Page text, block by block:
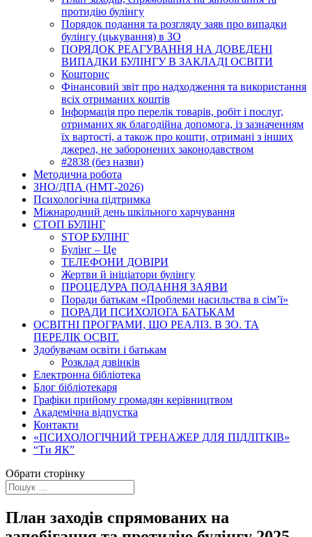
протидію булінгу
Порядок подання та розгляду заяв про випадки
булінгу (цькування) в ЗО
ПОРЯДОК РЕАГУВАННЯ НА ДОВЕДЕНІ
ВИПАДКИ БУЛІНГУ В ЗАКЛАДІ ОСВІТИ
Кошторис
Фінансовий звіт про надходження та використання
всіх отриманих коштів
Інформація про перелік товарів, робіт і послуг,
отриманих як благодійна допомога, із зазначенням
їх вартості, а також про кошти, отримані з інших
джерел, не заборонених законодавством
#2838 (без назви)
Методична робота
ЗНО/ДПА (НМТ-2026)
Психологічна підтримка
Міжнародний день шкільного харчування
СТОП БУЛІНГ
STOP БУЛІНГ
Булінг – Це
ТЕЛЕФОНИ ДОВІРИ
Жертви й ініціатори булінгу
ПРОЦЕДУРА ПОДАННЯ ЗАЯВИ
Поради батькам «Проблеми насильства в сім’ї»
ПОРАДИ ПСИХОЛОГА БАТЬКАМ
ОСВІТНІ ПРОГРАМИ, ЩО РЕАЛІЗ. В ЗО. ТА
ПЕРЕЛІК ОСВІТ.
Здобувачам освіти і батькам
Розклад дзвінків
Електронна бібліотека
Блог бібліотекаря
Графіки прийому громадян керівництвом
Академічна відпустка
Контакти
«ПСИХОЛОГІЧНИЙ ТРЕНАЖЕР ДЛЯ ПІДЛІТКІВ»
“Ти ЯК”
Обрати сторінку
План заходів спрямованих на